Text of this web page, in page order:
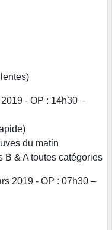
- OP : 14h30 –
du matin
B & A toutes catégories
2019 - OP : 07h30 –